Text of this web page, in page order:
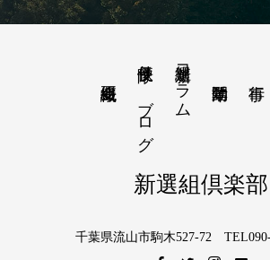
新選組コラム
隊長便り－ブログ
新選組倶楽部
千葉県流山市駒木527-72 TEL090-